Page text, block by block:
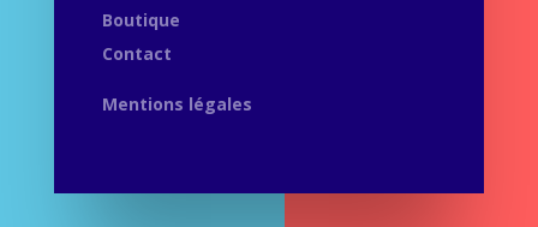
Boutique
Contact
Mentions légales